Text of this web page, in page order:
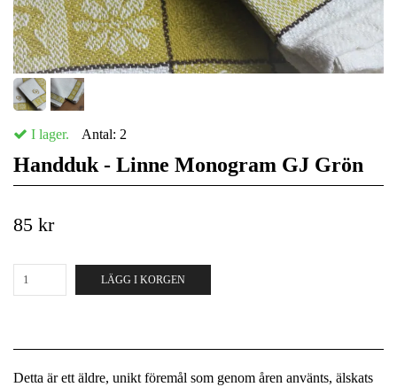
I lager. Antal: 2
Handduk - Linne Monogram GJ Grön
85 kr
LÄGG I KORGEN
Detta är ett äldre, unikt föremål som genom åren använts, älskats